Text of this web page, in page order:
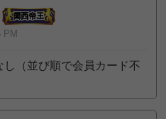
PM
し（並び順で会員カード不